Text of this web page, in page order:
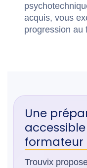
acquis, vous
progression au
Une
formateur
Trouvix